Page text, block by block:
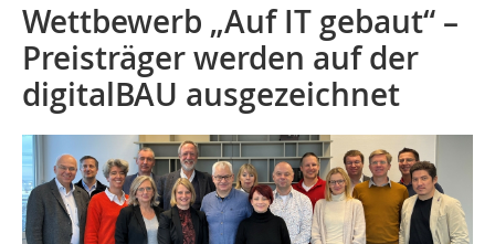
Wettbewerb „Auf IT gebaut“ –
Preisträger werden auf der
digitalBAU ausgezeichnet